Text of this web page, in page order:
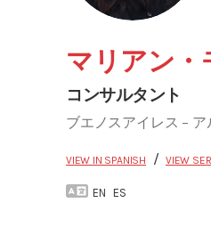
マリアン・
コンサルタント
ブエノスアイレス – ア
VIEW IN SPANISH / VIEW
EN ES